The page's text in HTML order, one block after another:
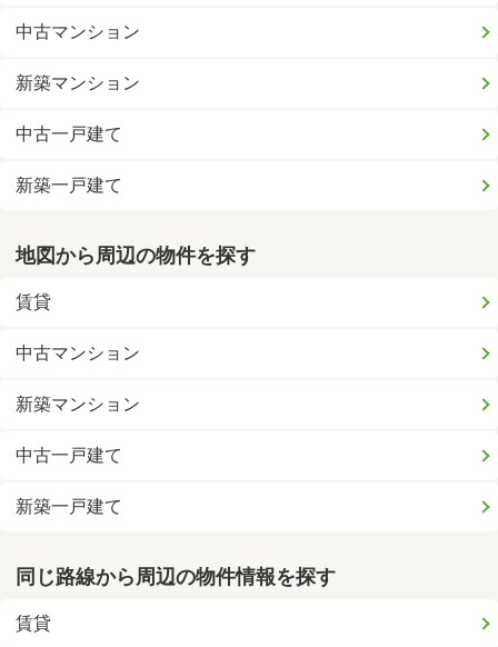
中古マンション
新築マンション
中古一戸建て
新築一戸建て
地図から周辺の物件を探す
賃貸
中古マンション
新築マンション
中古一戸建て
新築一戸建て
同じ路線から周辺の物件情報を探す
賃貸